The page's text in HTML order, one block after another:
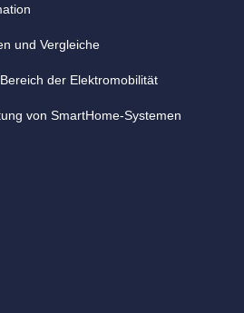
und Vergleiche
der Elektromobilität
von SmartHome-Systemen